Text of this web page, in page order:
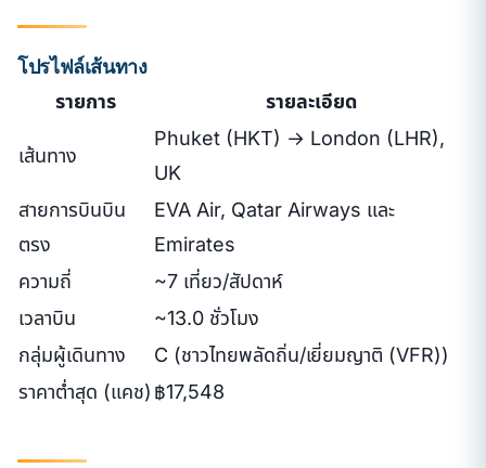
โปรไฟล์เส้นทาง
รายการ รายละเอียด
เส้นทาง
Phuket (HKT) → London (LHR),
UK
สายการบินบิน
ตรง
EVA Air, Qatar Airways และ
Emirates
ความถี่
~7 เที่ยว/สัปดาห์
เวลาบิน
~13.0 ชั่วโมง
กลุ่มผู้เดินทาง
C (ชาวไทยพลัดถิ่น/เยี่ยมญาติ (VFR))
ราคาต่ำสุด (แคช) ฿17,548